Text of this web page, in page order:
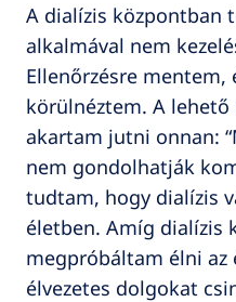
A dialízis központban
alkalmával nem
Ellenőrzésre mentem,
körülnéztem. A
akartam jutni onnan:
nem gondolhatják
tudtam, hogy dialízis
életben. Amíg dialízis
megpróbáltam élni az
élvezetes dolgokat